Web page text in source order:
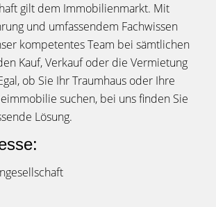
gilt dem Immobilienmarkt. Mit
und umfassendem Fachwissen
kompetentes Team bei sämtlichen
Kauf, Verkauf oder die Vermietung
ob Sie Ihr Traumhaus oder Ihre
suchen, bei uns finden Sie
Lösung.